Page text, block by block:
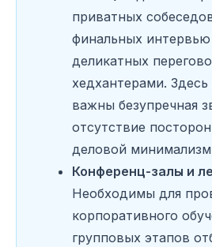
приватных
финальных
деликатных
хедхантерами. Здесь
важны безупречная
отсутствие
деловой
Конференц-залы и
Необходимы для
корпоративного
групповых этапов